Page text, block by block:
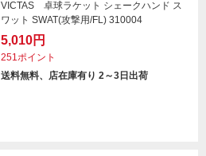
VICTAS 卓球ラケット シェークハンド ス
ワット SWAT(攻撃用/FL) 310004
5,010円
251ポイント
送料無料、店在庫有り 2～3日出荷